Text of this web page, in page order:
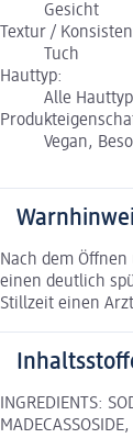
Gesicht
Textur /
Tuch
Hauttyp:
Alle
Vegan,
Nach dem
einen deutlich
Stillzeit einen
INGREDIENTS: